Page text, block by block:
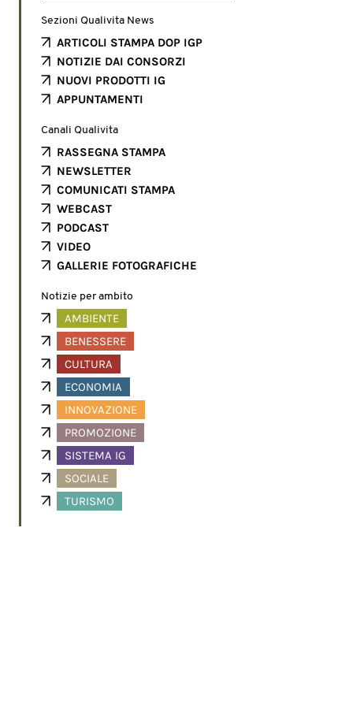
Sezioni Qualivita News
ARTICOLI STAMPA DOP IGP
NOTIZIE DAI CONSORZI
NUOVI PRODOTTI IG
APPUNTAMENTI
Canali Qualivita
RASSEGNA STAMPA
NEWSLETTER
COMUNICATI STAMPA
WEBCAST
PODCAST
VIDEO
GALLERIE FOTOGRAFICHE
Notizie per ambito
AMBIENTE
BENESSERE
CULTURA
ECONOMIA
INNOVAZIONE
PROMOZIONE
SISTEMA IG
SOCIALE
TURISMO